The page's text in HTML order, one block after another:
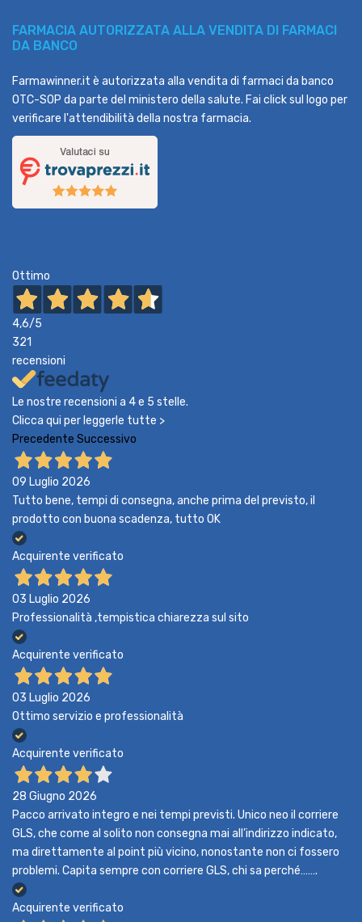
FARMACIA AUTORIZZATA ALLA VENDITA DI FARMACI
DA BANCO
Farmawinner.it è autorizzata alla vendita di farmaci da banco
OTC-SOP da parte del ministero della salute. Fai click sul logo per
verificare l'attendibilità della nostra farmacia.
Ottimo
4,6/5
321
recensioni
Le nostre recensioni a 4 e 5 stelle.
Clicca qui per leggerle tutte >
Precedente Successivo
09 Luglio 2026
Tutto bene, tempi di consegna, anche prima del previsto, il
prodotto con buona scadenza, tutto OK
Acquirente verificato
03 Luglio 2026
Professionalità ,tempistica chiarezza sul sito
Acquirente verificato
03 Luglio 2026
Ottimo servizio e professionalità
Acquirente verificato
28 Giugno 2026
Pacco arrivato integro e nei tempi previsti. Unico neo il corriere
GLS, che come al solito non consegna mai all’indirizzo indicato,
ma direttamente al point più vicino, nonostante non ci fossero
problemi. Capita sempre con corriere GLS, chi sa perché…….
Acquirente verificato